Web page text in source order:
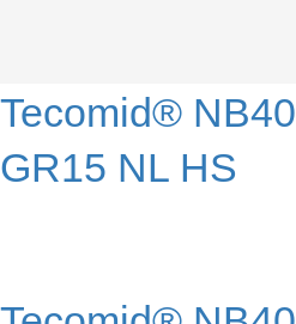
Tecomid® NB40
GR15 NL HS